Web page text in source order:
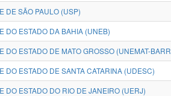
DE SÃO PAULO (USP)
DO ESTADO DA BAHIA (UNEB)
DO ESTADO DE MATO GROSSO (UNEMAT-
DO ESTADO DE SANTA CATARINA (UDESC)
DO ESTADO DO RIO DE JANEIRO (UERJ)